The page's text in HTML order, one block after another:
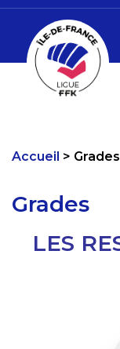
Accueil Grades
Grades
LES